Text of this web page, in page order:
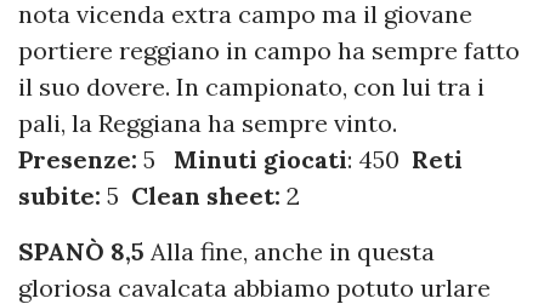
nota vicenda extra campo ma il giovane
portiere reggiano in campo ha sempre fatto
il suo dovere. In campionato, con lui tra i
pali, la Reggiana ha sempre vinto.
Presenze: 5 Minuti giocati: 450 Reti
subite: 5 Clean sheet: 2
SPANÒ 8,5 Alla fine, anche in questa
gloriosa cavalcata abbiamo potuto urlare